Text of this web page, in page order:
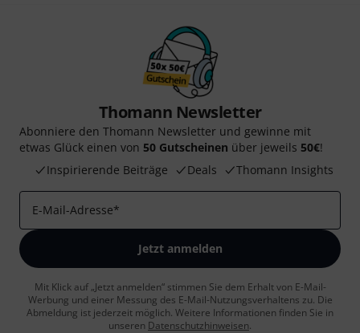
Thomann Newsletter
Abonniere den Thomann Newsletter und gewinne mit
etwas Glück einen von 50 Gutscheinen über jeweils 50€!
Inspirierende Beiträge
Deals Thomann Insights
E-Mail-Adresse*
Jetzt anmelden
Mit Klick auf „Jetzt anmelden“ stimmen Sie dem Erhalt von E-Mail-
Werbung und einer Messung des E-Mail-Nutzungsverhaltens zu. Die
Abmeldung ist jederzeit möglich. Weitere Informationen finden Sie in
unseren Datenschutzhinweisen.